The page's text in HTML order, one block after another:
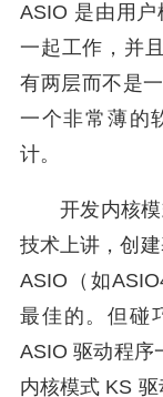
ASIO 是由用
一起工作，并
有两层而不是
一个非常薄的
计。
开发内核
技术上讲，创
ASIO（如
最佳的。但碰
ASIO 驱动程序
内核模式 KS